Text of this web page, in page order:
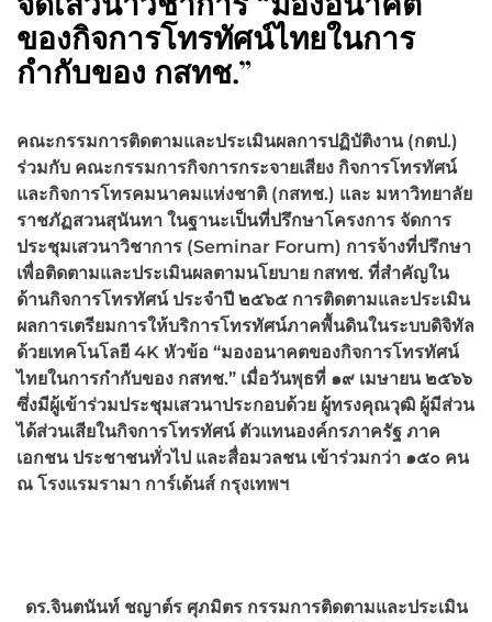
ของกิจการโทรทัศน์ไทยในการ
กำกับของ กสทช.”
คณะกรรมการติดตามและประเมินผลการปฏิบัติงาน (กตป.)
ร่วมกับ คณะกรรมการกิจการกระจายเสียง กิจการโทรทัศน์
และกิจการโทรคมนาคมแห่งชาติ (กสทช.) และ มหาวิทยาลัย
ราชภัฏสวนสุนันทา ในฐานะเป็นที่ปรึกษาโครงการ จัดการ
ประชุมเสวนาวิชาการ (Seminar Forum) การจ้างที่ปรึกษา
เพื่อติดตามและประเมินผลตามนโยบาย กสทช. ที่สำคัญใน
ด้านกิจการโทรทัศน์ ประจำปี ๒๕๖๕ การติดตามและประเมิน
ผลการเตรียมการให้บริการโทรทัศน์ภาคพื้นดินในระบบดิจิทัล
ด้วยเทคโนโลยี 4K หัวข้อ “มองอนาคตของกิจการโทรทัศน์
ไทยในการกำกับของ กสทช.” เมื่อวันพุธที่ ๑๙ เมษายน ๒๕๖๖
ซึ่งมีผู้เข้าร่วมประชุมเสวนาประกอบด้วย ผู้ทรงคุณวุฒิ ผู้มีส่วน
ได้ส่วนเสียในกิจการโทรทัศน์ ตัวแทนองค์กรภาครัฐ ภาค
เอกชน ประชาชนทั่วไป และสื่อมวลชน เข้าร่วมกว่า ๑๕๐ คน
ณ โรงแรมรามา การ์เด้นส์ กรุงเทพฯ
ดร.จินตนันท์ ชญาต์ร ศุภมิตร กรรมการติดตามและประเมิน